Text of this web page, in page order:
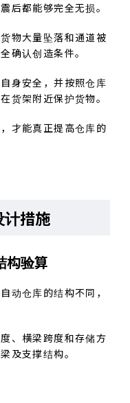
后都能够完全无损。
物大量坠落和通道被
确认创造条件。
身安全，并按照仓库
货架附近保护货物。
才能真正提高仓库的
措施
构验算
动仓库的结构不同，
、横梁跨度和存储方
及支撑结构。